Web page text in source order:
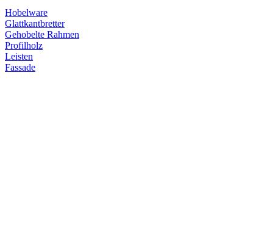
Hobelware
Glattkantbretter
Gehobelte Rahmen
Profilholz
Leisten
Fassade